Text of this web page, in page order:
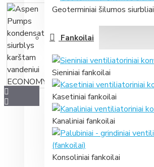
Geoterminiai šilumos siurbliai
Fankoilai
Sieniniai fankoilai
Kasetiniai fankoilai
Kanaliniai fankoilai
Konsoliniai fankoilai